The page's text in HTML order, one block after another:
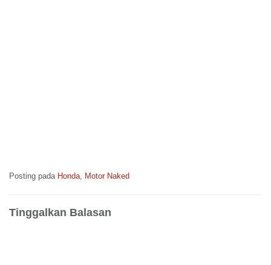
Posting pada Honda, Motor Naked
Tinggalkan Balasan